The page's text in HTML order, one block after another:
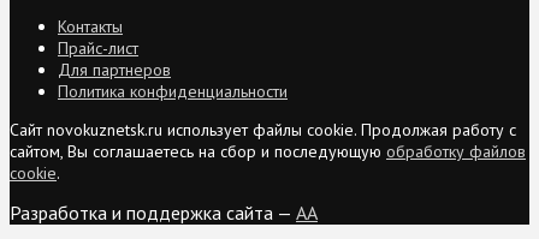
Контакты
Прайс-лист
Для партнеров
Политика конфиденциальности
Сайт novokuznetsk.ru использует файлы cookie. Продолжая работу с
сайтом, Вы соглашаетесь на сбор и последующую обработку файлов
cookie.
Разработка и поддержка сайта — AA